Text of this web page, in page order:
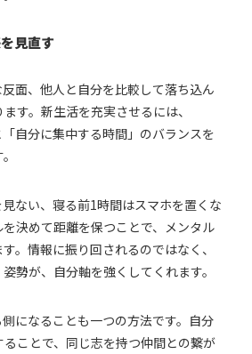
見直す
面、他人と自分を比較して落ち込ん
す。新生活を充実させるには、
「自分に集中する時間」のバランスを
ない、寝る前1時間はスマホを置くな
決めて距離を保つことで、メンタル
。情報に振り回されるのではなく、
姿勢が、自分軸を強くしてくれます。
になることも一つの方法です。自分
ことで、同じ志を持つ仲間との繋が